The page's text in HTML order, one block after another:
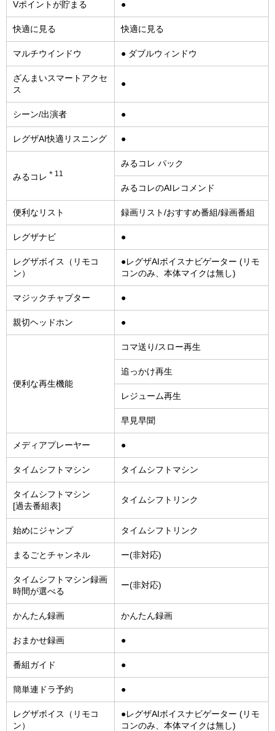
Vポイントが貯まる ●
快適に見る 快適に見る
マルチウインドウ ● ダブルウィンドウ
ざんまいスマートアクセ
ス
●
シーン/出演者 ●
レグザAI快適リスニング ●
みるコレ ＊11
みるコレ パック
みるコレのAIレコメンド
便利なリスト 録画リスト/おすすめ番組/録画番組
レグザナビ ●
レグザボイス（リモコ
ン）
●レグザAIボイスナビゲーター (リモ
コンのみ、本体マイクは無し)
マジックチャプター ●
親切ヘッドホン ●
便利な再生機能
コマ送り/スロー再生
追っかけ再生
レジューム再生
早見早聞
メディアプレーヤー ●
タイムシフトマシン タイムシフトマシン
タイムシフトマシン
[過去番組表]
タイムシフトリンク
始めにジャンプ タイムシフトリンク
まるごとチャンネル ー(非対応)
タイムシフトマシン録画
時間が選べる
ー(非対応)
かんたん録画 かんたん録画
おまかせ録画 ●
番組ガイド ●
簡単連ドラ予約 ●
レグザボイス（リモコ
ン）
●レグザAIボイスナビゲーター (リモ
コンのみ、本体マイクは無し)